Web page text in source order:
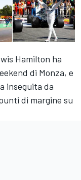
Hamilton ha
di Monza, e
inseguita da
di margine su